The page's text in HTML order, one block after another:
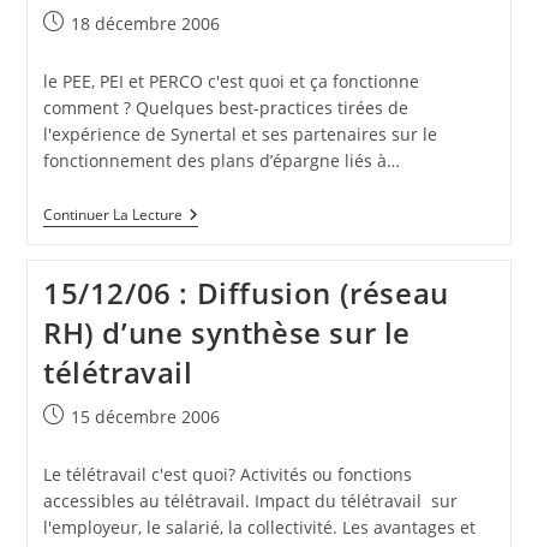
Publication
18 décembre 2006
le PEE, PEI et PERCO c'est quoi et ça fonctionne
comment ? Quelques best-practices tirées de
l'expérience de Synertal et ses partenaires sur le
fonctionnement des plans d’épargne liés à…
Continuer La Lecture18/12/06
:
Administratif
Et
Financier)
De
Synthèse
Sur
Le
PEE,
Et
PERCO
15/12/06 : Diffusion (réseau
RH) d’une synthèse sur le
télétravail
Publication
15 décembre 2006
Le télétravail c'est quoi? Activités ou fonctions
accessibles au télétravail. Impact du télétravail sur
l'employeur, le salarié, la collectivité. Les avantages et